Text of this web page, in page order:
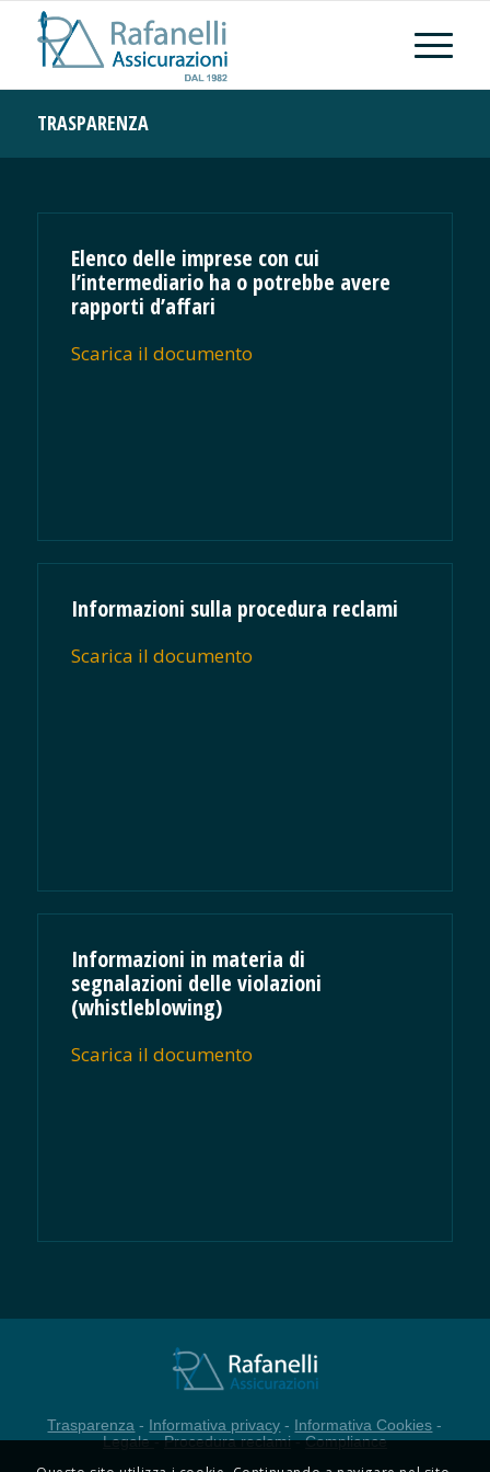
TRASPARENZA
Elenco delle imprese con cui
l’intermediario ha o potrebbe avere
rapporti d’affari
Scarica il documento
Informazioni sulla procedura reclami
Scarica il documento
Informazioni in materia di
segnalazioni delle violazioni
(whistleblowing)
Scarica il documento
Trasparenza - Informativa privacy - Informativa Cookies -
Legale-Procedura reclami-Compliance